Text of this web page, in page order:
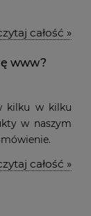
całość »
www?
kilku w kilku
w naszym
całość »